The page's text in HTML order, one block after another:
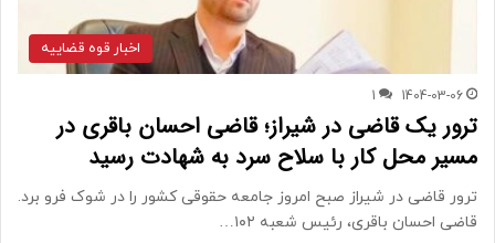
اخبار قوه قضاییه
1404-03-06
1
ترور یک قاضی در شیراز؛ قاضی احسان باقری در
مسیر محل کار با سلاح سرد به شهادت رسید
ترور قاضی در شیراز صبح امروز جامعه حقوقی کشور را در شوک فرو برد.
قاضی احسان باقری، رئیس شعبه ۱۰۲…